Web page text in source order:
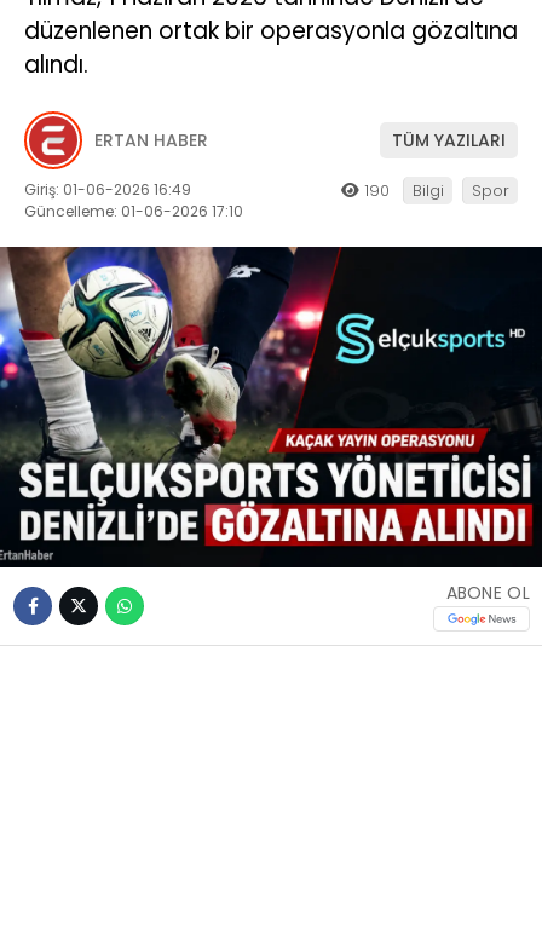
düzenlenen ortak bir operasyonla gözaltına
alındı.
ERTAN HABER TÜM YAZILARI
Giriş: 01-06-2026 16:49
Güncelleme: 01-06-2026 17:10
190 Bilgi Spor
ABONE OL